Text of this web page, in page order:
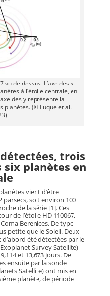
vu de dessus. L’axe des x
à l’étoile centrale, en
des y représente la
planètes. (© Luque et al.
trois
six planètes en
vient d’être
parsecs, soit environ 100
de la série [1]. Ces
de l’étoile HD 110067,
Berenices. De type
petite que le Soleil. Deux
été détectées par le
Survey Satellite)
et 13,673 jours. De
ensuite par la sonde
Satellite) ont mis en
planète, de période